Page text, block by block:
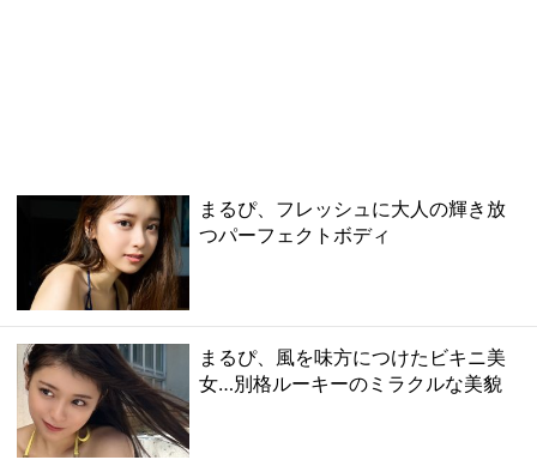
まるぴ、フレッシュに大人の輝き放
つパーフェクトボディ
まるぴ、風を味方につけたビキニ美
女…別格ルーキーのミラクルな美貌